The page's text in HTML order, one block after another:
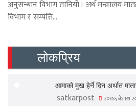
अनुसन्धान विभाग तानियो । अर्थ मन्त्रालय
विभाग र सम्पत्ति…
लोकप्रिय
आमाको मुख हेर्ने दिन अर्थात
satkarpost २०७६ बैशाख